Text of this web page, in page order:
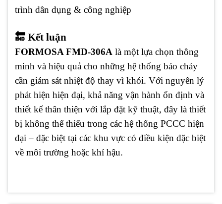
trình dân dụng & công nghiệp
🔚 Kết luận
FORMOSA FMD-306A là một lựa chọn thông
minh và hiệu quả cho những hệ thống báo cháy
cần giám sát nhiệt độ thay vì khói. Với nguyên lý
phát hiện hiện đại, khả năng vận hành ổn định và
thiết kế thân thiện với lắp đặt kỹ thuật, đây là thiết
bị không thể thiếu trong các hệ thống PCCC hiện
đại – đặc biệt tại các khu vực có điều kiện đặc biệt
về môi trường hoặc khí hậu.